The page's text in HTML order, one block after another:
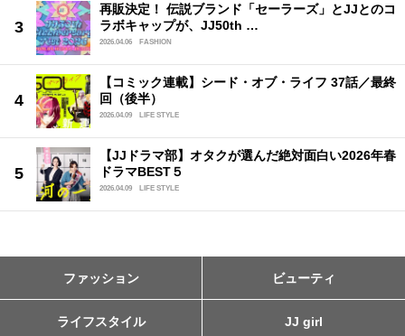
再販決定！ 伝説ブランド「セーラーズ」とJJとのコ
ラボキャップが、JJ50th …
2026.04.06 FASHION
【コミック連載】シード・オブ・ライフ 37話／最終
回（後半）
2026.04.09 LIFE STYLE
【JJドラマ部】オタクが選んだ絶対面白い2026年春
ドラマBEST５
2026.04.09 LIFE STYLE
ファッション ビューティ
ライフスタイル JJ girl